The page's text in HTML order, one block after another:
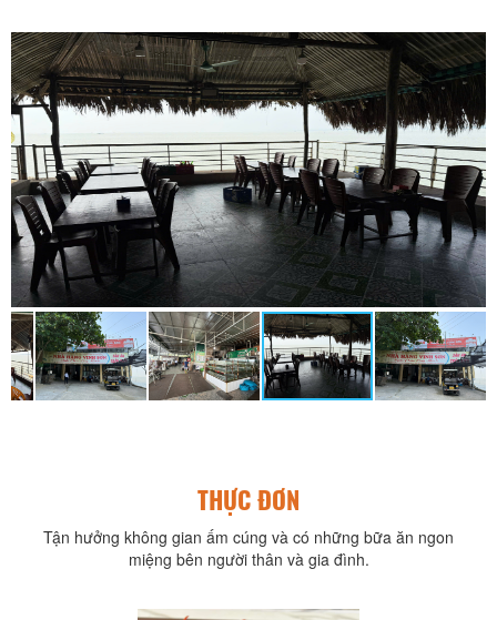
THỰC ĐƠN
Tận hưởng không gian ấm cúng và có những bữa ăn ngon
miệng bên người thân và gia đình.